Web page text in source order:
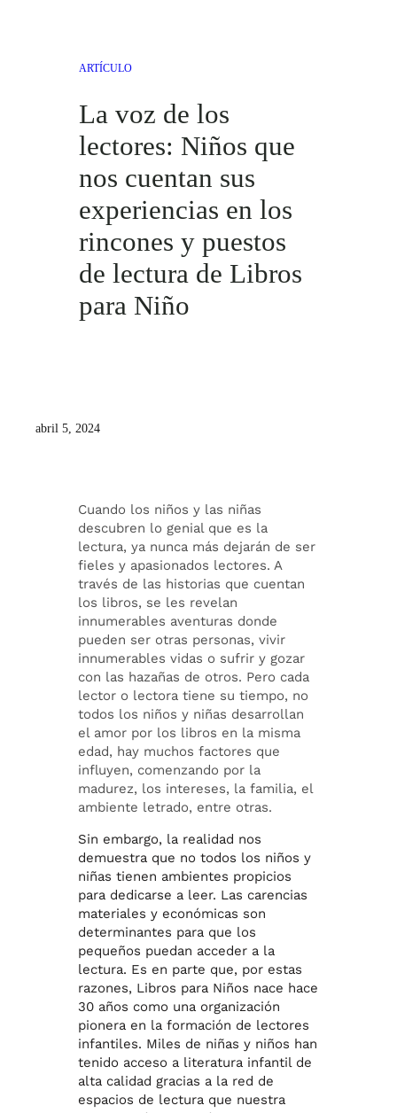
ARTÍCULO
La voz de los
lectores: Niños que
nos cuentan sus
experiencias en los
rincones y puestos
de lectura de Libros
para Niño
abril 5, 2024
Cuando los niños y las niñas
descubren lo genial que es la
lectura, ya nunca más dejarán de ser
fieles y apasionados lectores. A
través de las historias que cuentan
los libros, se les revelan
innumerables aventuras donde
pueden ser otras personas, vivir
innumerables vidas o sufrir y gozar
con las hazañas de otros. Pero cada
lector o lectora tiene su tiempo, no
todos los niños y niñas desarrollan
el amor por los libros en la misma
edad, hay muchos factores que
influyen, comenzando por la
madurez, los intereses, la familia, el
ambiente letrado, entre otras.
Sin embargo, la realidad nos
demuestra que no todos los niños y
niñas tienen ambientes propicios
para dedicarse a leer. Las carencias
materiales y económicas son
determinantes para que los
pequeños puedan acceder a la
lectura. Es en parte que, por estas
razones, Libros para Niños nace hace
30 años como una organización
pionera en la formación de lectores
infantiles. Miles de niñas y niños han
tenido acceso a literatura infantil de
alta calidad gracias a la red de
espacios de lectura que nuestra